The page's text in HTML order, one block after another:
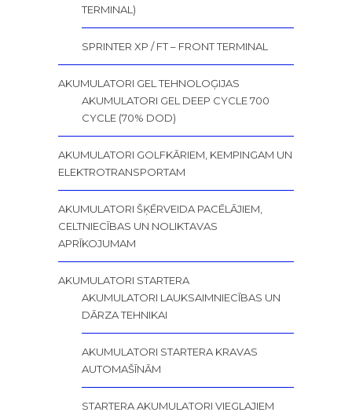
TERMINAL)
SPRINTER XP / FT – FRONT TERMINAL
AKUMULATORI GEL TEHNOLOĢIJAS
AKUMULATORI GEL DEEP CYCLE 700
CYCLE (70% DOD)
AKUMULATORI GOLFKĀRIEM, KEMPINGAM UN
ELEKTROTRANSPORTAM
AKUMULATORI ŠĶĒRVEIDA PACĒLĀJIEM,
CELTNIECĪBAS UN NOLIKTAVAS
APRĪKOJUMAM
AKUMULATORI STARTERA
AKUMULATORI LAUKSAIMNIECĪBAS UN
DĀRZA TEHNIKAI
AKUMULATORI STARTERA KRAVAS
AUTOMAŠĪNĀM
STARTERA AKUMULATORI VIEGLAJIEM